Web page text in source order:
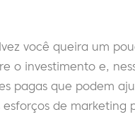
você queira um
o investimento e,
pagas que podem
esforços de marketing